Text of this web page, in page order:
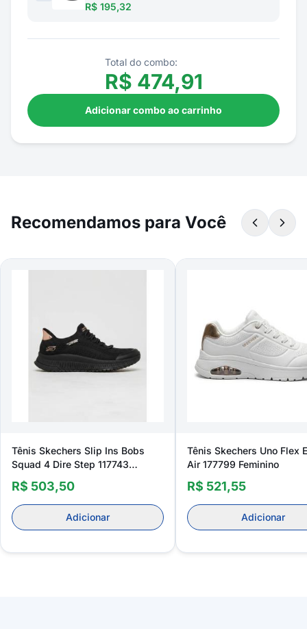
R$ 195,32
Total do combo:
R$ 474,91
Adicionar combo ao carrinho
Recomendamos para Você
Tênis Skechers Slip Ins Bobs
Squad 4 Dire Step 117743
Feminino
R$ 503,50
Adicionar
Tênis Skechers Uno Flex
Air 177799 Feminino
R$ 521,55
Adicionar